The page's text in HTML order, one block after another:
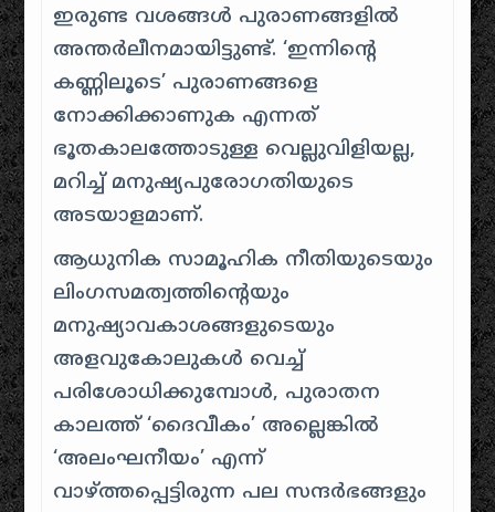
ഇരുണ്ട വശങ്ങൾ പുരാണങ്ങളിൽ
അന്തർലീനമായിട്ടുണ്ട്. ‘ഇന്നിന്റെ
കണ്ണിലൂടെ’ പുരാണങ്ങളെ
നോക്കിക്കാണുക എന്നത്
ഭൂതകാലത്തോടുള്ള വെല്ലുവിളിയല്ല,
മറിച്ച് മനുഷ്യപുരോഗതിയുടെ
അടയാളമാണ്.
ആധുനിക സാമൂഹിക നീതിയുടെയും
ലിംഗസമത്വത്തിന്റെയും
മനുഷ്യാവകാശങ്ങളുടെയും
അളവുകോലുകൾ വെച്ച്
പരിശോധിക്കുമ്പോൾ, പുരാതന
കാലത്ത് ‘ദൈവീകം’ അല്ലെങ്കിൽ
‘അലംഘനീയം’ എന്ന്
വാഴ്ത്തപ്പെട്ടിരുന്ന പല സന്ദർഭങ്ങളും